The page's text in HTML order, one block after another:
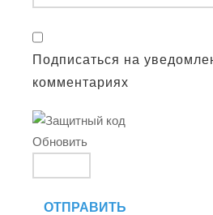
Подписаться на
комментариях
Обновить
ОТПРАВИТЬ